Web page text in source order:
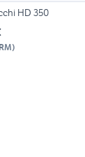
HD 350
RM)